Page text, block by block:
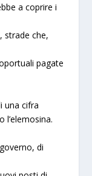
a coprire i
strade che,
pagate
una cifra
l’elemosina.
di